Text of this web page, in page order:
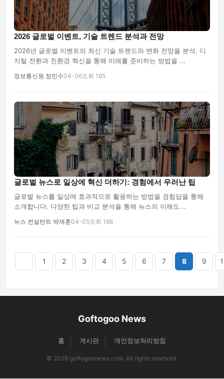
2026 글로벌 이벤트, 기술 트렌드 분석과 전망
2026년 글로벌 이벤트의 최신 기술 트렌드와 변화 전망을 분석. 디
지털 전환과 친환경 혁신을 통해 미래를 준비하는 방법을 ...
정보통신원 정민수04-06조회 185
글로벌 뉴스로 일상에 혁신 더하기: 경험에서 우러난 팁
글로벌 뉴스를 일상에 효과적으로 활용하는 방법을 경험담을 통해
소개합니다. 다양한 팁과 비교 분석을 통해 뉴스의 이해도...
뉴스 컨설턴트 박재훈04-05조회 186
1 2 3 4 5 6 7 8 9
Goftogoo News
홈 게시판 개인정보처리방침
© 2026 goftogoonews.com. All rights reserved.